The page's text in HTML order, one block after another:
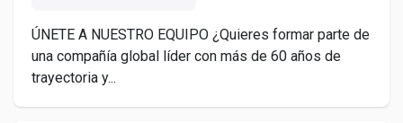
ÚNETE A NUESTRO EQUIPO ¿Quieres formar parte de
una compañía global líder con más de 60 años de
trayectoria y...